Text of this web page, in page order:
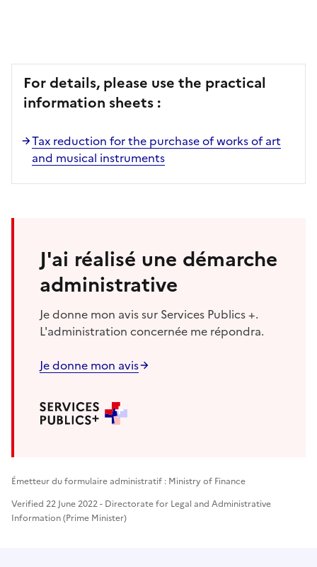
For details, please use the practical
information sheets :
Tax reduction for the purchase of works of art
and musical instruments
J'ai réalisé une démarche
administrative
Je donne mon avis sur Services Publics +.
L'administration concernée me répondra.
Je donne mon avis
Émetteur du formulaire administratif : Ministry of Finance
Verified 22 June 2022 - Directorate for Legal and Administrative
Information (Prime Minister)